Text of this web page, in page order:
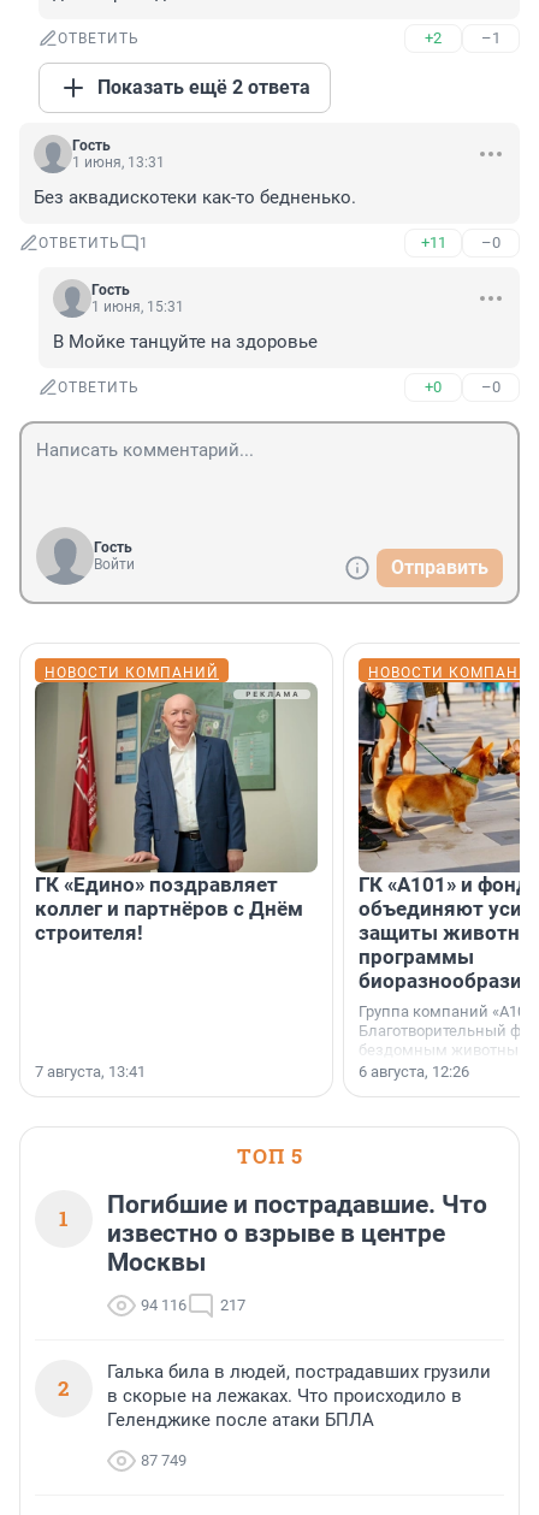
ОТВЕТИТЬ +2 –1
Показать ещё 2 ответа
Гость
1 июня, 13:31
Без аквадискотеки как-то бедненько.
ОТВЕТИТЬ 1 +11 –0
Гость
1 июня, 15:31
В Мойке танцуйте на здоровье
ОТВЕТИТЬ +0 –0
Гость
Войти
Отправить
НОВОСТИ КОМПАНИЙ
ГК «Едино» поздравляет
коллег и партнёров с Днём
строителя!
7 августа, 13:41
НОВОСТИ
ГК «А101» и фонд
объединяют
защиты
программы
биоразнообразия
Группа компаний
Благотворительный
бездомным животным
заключили соглашение
6 августа, 12:26
ТОП 5
1
Погибшие и пострадавшие. Что
известно о взрыве в центре
Москвы
94 116 217
2
Галька била в людей, пострадавших грузили
в скорые на лежаках. Что происходило в
Геленджике после атаки БПЛА
87 749